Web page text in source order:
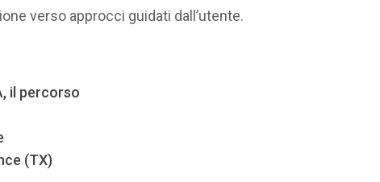
verso approcci guidati dall’utente.
il percorso
(TX)